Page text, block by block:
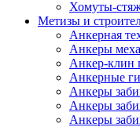
Хомуты-
Метизы и
Анкерная
Анкеры
Анкер-клин
Анкерные
Анкеры
Анкеры
Анкеры